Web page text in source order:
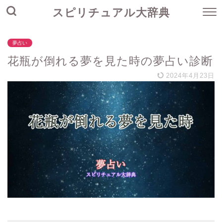
スピリチュアル大辞典
夢占い
花瓶が倒れる夢を見た時の夢占い診断
2024年4月23日